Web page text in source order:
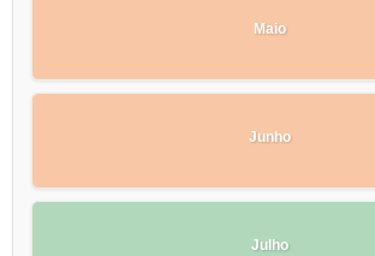
Maio
Junho
Julho